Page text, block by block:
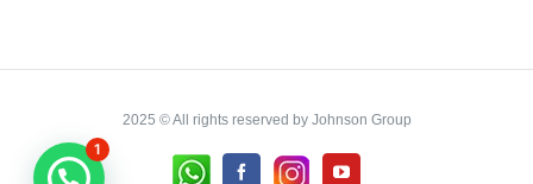
2025 © All rights reserved by Johnson Group
Whatsapp
Facebook
Instagram
YouTube
1